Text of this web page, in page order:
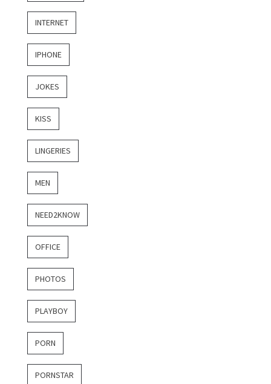
INTERNET
IPHONE
JOKES
KISS
LINGERIES
MEN
NEED2KNOW
OFFICE
PHOTOS
PLAYBOY
PORN
PORNSTAR